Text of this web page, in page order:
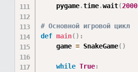
    pygame
.time.wait(2000
# Основной игровой цикл
def main( ) :
    game
= SnakeGame( )
while True: